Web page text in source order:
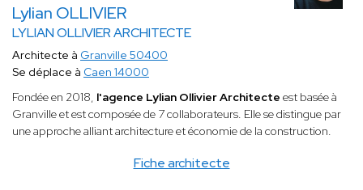
Lylian OLLIVIER
LYLIAN OLLIVIER ARCHITECTE
Fiche architecte
Architecte à Granville 50400
Se déplace à Caen 14000
Fondée en 2018, l'agence Lylian Ollivier Architecte est basée à
Granville et est composée de 7 collaborateurs. Elle se distingue par
une approche alliant architecture et économie de la construction.